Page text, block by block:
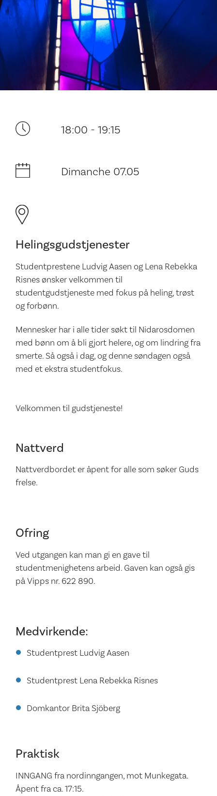
Ditt besøk
Musikk
Historie og arkitektur
18:00 - 19:15
Dimanche 07.05
Helingsgudstjenester
Studentprestene Ludvig Aasen og Lena Rebekka
Risnes ønsker velkommen til
studentgudstjeneste med fokus på heling, trøst
og forbønn.
Mennesker har i alle tider søkt til Nidarosdomen
med bønn om å bli gjort helere, og om lindring fra
smerte. Så også i dag, og denne søndagen også
med et ekstra studentfokus.
Velkommen til gudstjeneste!
Nattverd
Nattverdbordet er åpent for alle som søker Guds
frelse.
Ofring
Ved utgangen kan man gi en gave til
studentmenighetens arbeid. Gaven kan også gis
på Vipps nr. 622 890.
Medvirkende:
Studentprest Ludvig Aasen
Studentprest Lena Rebekka Risnes
Domkantor Brita Sjöberg
Praktisk
INNGANG fra nordinngangen, mot Munkegata.
Åpent fra ca. 17:15.